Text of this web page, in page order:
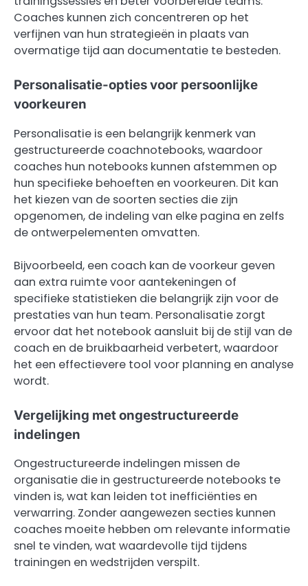
Coaches kunnen zich concentreren op het
verfijnen van hun strategieën in plaats van
overmatige tijd aan documentatie te besteden.
Personalisatie-opties voor persoonlijke
voorkeuren
Personalisatie is een belangrijk kenmerk van
gestructureerde coachnotebooks, waardoor
coaches hun notebooks kunnen afstemmen op
hun specifieke behoeften en voorkeuren. Dit kan
het kiezen van de soorten secties die zijn
opgenomen, de indeling van elke pagina en zelfs
de ontwerpelementen omvatten.
Bijvoorbeeld, een coach kan de voorkeur geven
aan extra ruimte voor aantekeningen of
specifieke statistieken die belangrijk zijn voor de
prestaties van hun team. Personalisatie zorgt
ervoor dat het notebook aansluit bij de stijl van de
coach en de bruikbaarheid verbetert, waardoor
het een effectievere tool voor planning en analyse
wordt.
Vergelijking met ongestructureerde
indelingen
Ongestructureerde indelingen missen de
organisatie die in gestructureerde notebooks te
vinden is, wat kan leiden tot inefficiënties en
verwarring. Zonder aangewezen secties kunnen
coaches moeite hebben om relevante informatie
snel te vinden, wat waardevolle tijd tijdens
trainingen en wedstrijden verspilt.